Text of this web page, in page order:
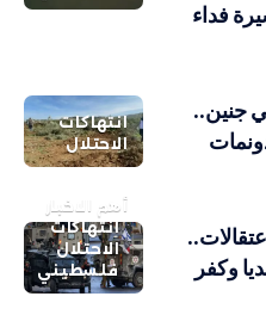
فداء
انتهاكات
الاحتلال
جنين..
أشجار من 310 دونمات
أهم الاخبار
انتهاكات
الاحتلال
فلسطيني
وكفر